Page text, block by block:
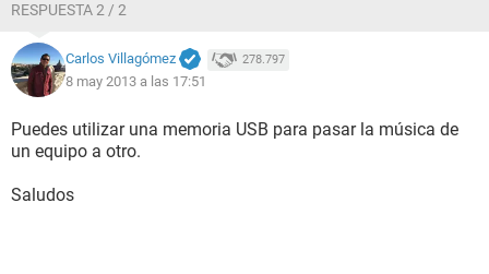
RESPUESTA 2 / 2
Carlos Villagómez 278.797
8 may 2013 a las 17:51
Puedes utilizar una memoria USB para pasar la música de
un equipo a otro.
Saludos